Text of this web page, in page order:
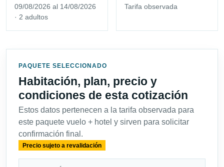
09/08/2026 al 14/08/2026
· 2 adultos
Tarifa observada
PAQUETE SELECCIONADO
Habitación, plan, precio y
condiciones de esta cotización
Estos datos pertenecen a la tarifa observada para
este paquete vuelo + hotel y sirven para solicitar
confirmación final.
Precio sujeto a revalidación